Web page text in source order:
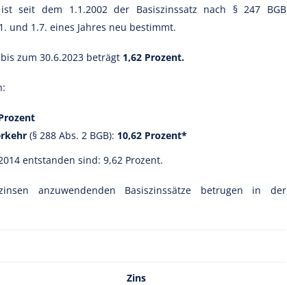
seit dem 1.1.2002 der Basiszinssatz nach § 247 BGB
und 1.7. eines Jahres neu bestimmt.
zum 30.6.2023 beträgt 1,62 Prozent.
(§ 288 Abs. 2 BGB): 10,62 Prozent*
entstanden sind: 9,62 Prozent.
anzuwendenden Basiszinssätze betrugen in der
Zins